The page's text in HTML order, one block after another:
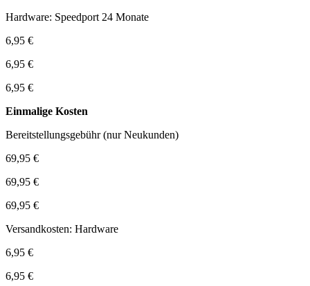
Hardware: Speedport 24 Monate
6,95 €
6,95 €
6,95 €
Einmalige Kosten
Bereitstellungsgebühr (nur Neukunden)
69,95 €
69,95 €
69,95 €
Versandkosten: Hardware
6,95 €
6,95 €